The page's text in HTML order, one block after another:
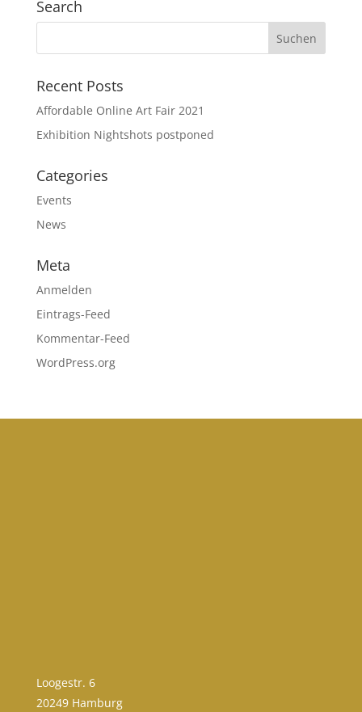
Search
Recent Posts
Affordable Online Art Fair 2021
Exhibition Nightshots postponed
Categories
Events
News
Meta
Anmelden
Eintrags-Feed
Kommentar-Feed
WordPress.org
Loogestr. 6
20249 Hamburg